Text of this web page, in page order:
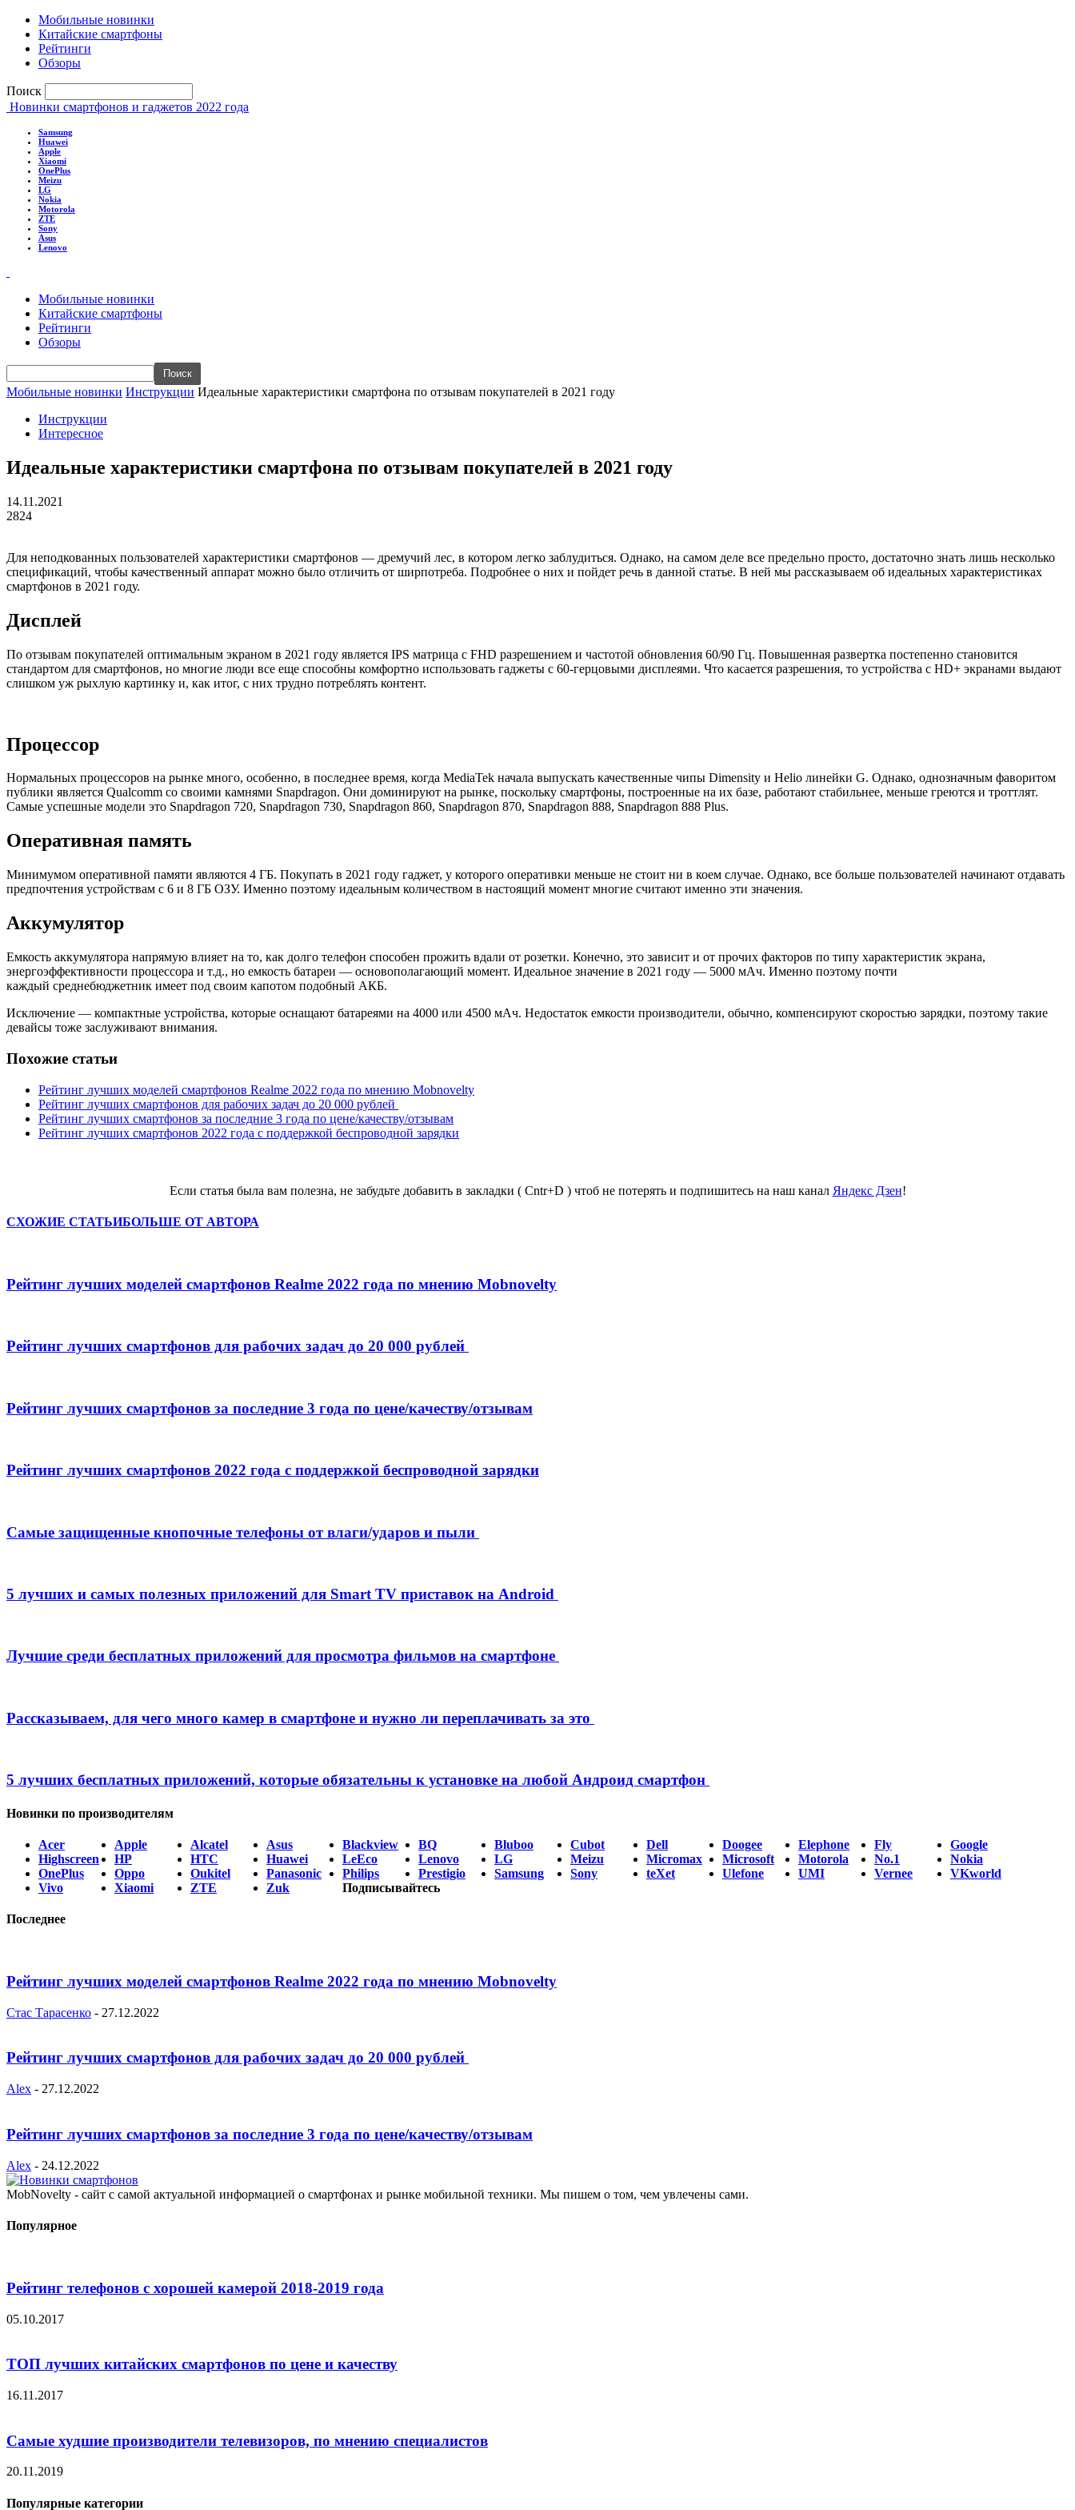
Мобильные новинки
Китайские смартфоны
Рейтинги
Обзоры
Поиск
Новинки смартфонов и гаджетов 2022 года
Samsung
Huawei
Apple
Xiaomi
OnePlus
Meizu
LG
Nokia
Motorola
ZTE
Sony
Asus
Lenovo
Мобильные новинки
Китайские смартфоны
Рейтинги
Обзоры
Мобильные новинки Инструкции Идеальные характеристики смартфона по отзывам покупателей в 2021 году
Инструкции
Интересное
Идеальные характеристики смартфона по отзывам покупателей в 2021 году
14.11.2021
2824
Для неподкованных пользователей характеристики смартфонов — дремучий лес, в котором легко заблудиться. Однако, на самом деле все предельно просто, достаточно знать лишь несколько
спецификаций, чтобы качественный аппарат можно было отличить от ширпотреба. Подробнее о них и пойдет речь в данной статье. В ней мы рассказываем об идеальных характеристиках
смартфонов в 2021 году.
Дисплей
По отзывам покупателей оптимальным экраном в 2021 году является IPS матрица с FHD разрешением и частотой обновления 60/90 Гц. Повышенная развертка постепенно становится
стандартом для смартфонов, но многие люди все еще способны комфортно использовать гаджеты с 60-герцовыми дисплеями. Что касается разрешения, то устройства с HD+ экранами выдают
слишком уж рыхлую картинку и, как итог, с них трудно потреблять контент.
Процессор
Нормальных процессоров на рынке много, особенно, в последнее время, когда MediaTek начала выпускать качественные чипы Dimensity и Helio линейки G. Однако, однозначным фаворитом
публики является Qualcomm со своими камнями Snapdragon. Они доминируют на рынке, поскольку смартфоны, построенные на их базе, работают стабильнее, меньше греются и троттлят.
Самые успешные модели это Snapdragon 720, Snapdragon 730, Snapdragon 860, Snapdragon 870, Snapdragon 888, Snapdragon 888 Plus.
Оперативная память
Минимумом оперативной памяти являются 4 ГБ. Покупать в 2021 году гаджет, у которого оперативки меньше не стоит ни в коем случае. Однако, все больше пользователей начинают отдавать
предпочтения устройствам с 6 и 8 ГБ ОЗУ. Именно поэтому идеальным количеством в настоящий момент многие считают именно эти значения.
Аккумулятор
Емкость аккумулятора напрямую влияет на то, как долго телефон способен прожить вдали от розетки. Конечно, это зависит и от прочих факторов по типу характеристик экрана,
энергоэффективности процессора и т.д., но емкость батареи — основополагающий момент. Идеальное значение в 2021 году — 5000 мАч. Именно поэтому почти
каждый среднебюджетник имеет под своим капотом подобный АКБ.
Исключение — компактные устройства, которые оснащают батареями на 4000 или 4500 мАч. Недостаток емкости производители, обычно, компенсируют скоростью зарядки, поэтому такие
девайсы тоже заслуживают внимания.
Похожие статьи
Рейтинг лучших моделей смартфонов Realme 2022 года по мнению Mobnovelty
Рейтинг лучших смартфонов для рабочих задач до 20 000 рублей
Рейтинг лучших смартфонов за последние 3 года по цене/качеству/отзывам
Рейтинг лучших смартфонов 2022 года с поддержкой беспроводной зарядки
Если статья была вам полезна, не забудьте добавить в закладки ( Cntr+D ) чтоб не потерять и подпишитесь на наш канал Яндекс Дзен!
СХОЖИЕ СТАТЬИБОЛЬШЕ ОТ АВТОРА
Рейтинг лучших моделей смартфонов Realme 2022 года по мнению Mobnovelty
Рейтинг лучших смартфонов для рабочих задач до 20 000 рублей
Рейтинг лучших смартфонов за последние 3 года по цене/качеству/отзывам
Рейтинг лучших смартфонов 2022 года с поддержкой беспроводной зарядки
Самые защищенные кнопочные телефоны от влаги/ударов и пыли
5 лучших и самых полезных приложений для Smart TV приставок на Android
Лучшие среди бесплатных приложений для просмотра фильмов на смартфоне
Рассказываем, для чего много камер в смартфоне и нужно ли переплачивать за это
5 лучших бесплатных приложений, которые обязательны к установке на любой Андроид смартфон
Новинки по производителям
Acer Apple Alcatel Asus Blackview BQ Bluboo Cubot Dell Doogee Elephone Fly
Google
Highscreen
HP HTC Huawei LeEco Lenovo LG Meizu Micromax Microsoft Motorola No.1
Nokia
OnePlus
Oppo Oukitel Panasonic Philips Prestigio Samsung Sony teXet Ulefone UMI Vernee
VKworld
Vivo
Xiaomi ZTE Zuk Подписывайтесь
Последнее
Рейтинг лучших моделей смартфонов Realme 2022 года по мнению Mobnovelty
Стас Тарасенко - 27.12.2022
Рейтинг лучших смартфонов для рабочих задач до 20 000 рублей
Alex - 27.12.2022
Рейтинг лучших смартфонов за последние 3 года по цене/качеству/отзывам
Alex - 24.12.2022
MobNovelty - сайт с самой актуальной информацией о смартфонах и рынке мобильной техники. Мы пишем о том, чем увлечены сами.
Популярное
Рейтинг телефонов с хорошей камерой 2018-2019 года
05.10.2017
ТОП лучших китайских смартфонов по цене и качеству
16.11.2017
Самые худшие производители телевизоров, по мнению специалистов
20.11.2019
Популярные категории